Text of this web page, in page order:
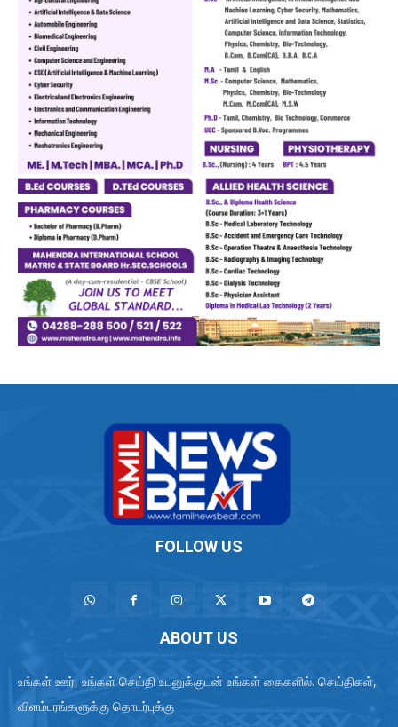
FOLLOW US
ABOUT US
உங்கள் ஊர், உங்கள் செய்தி உடனுக்குடன் உங்கள் கைகளில். செய்திகள்,
விளம்பரங்களுக்கு தொடர்புக்கு